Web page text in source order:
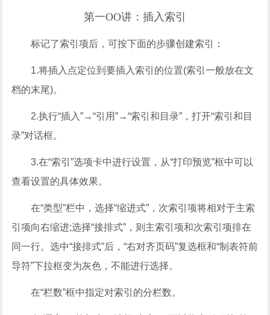
第一OO讲：插入索引
标记了索引项后，可按下面的步骤创建索引：
1.将插入点定位到要插入索引的位置(索引一般放在文
档的末尾)。
2.执行“插入”→“引用”→“索引和目录”，打开“索引和目
录”对话框。
3.在“索引”选项卡中进行设置，从“打印预览”框中可以
查看设置的具体效果。
在“类型”栏中，选择“缩进式”，次索引项将相对于主索
引项向右缩进;选择“接排式”，则主索引项和次索引项排在
同一行。选中“接排式”后，“右对齐页码”复选框和“制表符前
导符”下拉框变为灰色，不能进行选择。
在“栏数”框中指定对索引的分栏数。